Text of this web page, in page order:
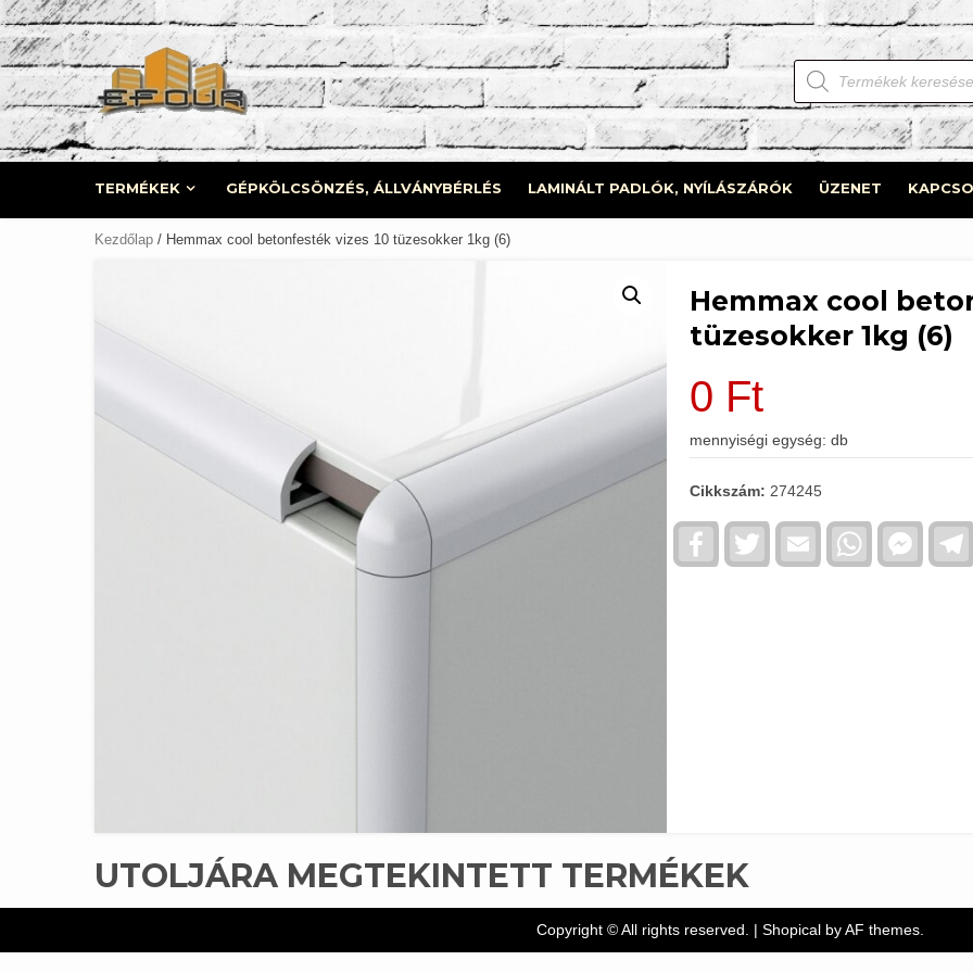
Skip
to
content
Products
search
TERMÉKEK GÉPKÖLCSÖNZÉS, ÁLLVÁNYBÉRLÉS LAMINÁLT PADLÓK, NYÍLÁSZÁRÓK ÜZENET
Kezdőlap / Hemmax cool betonfesték vizes 10 tüzesokker 1kg (6)
Hemmax cool
tüzesokker 1kg (6)
0 Ft
mennyiségi egység: db
Cikkszám: 274245
FacebookTwitter Email WhatsApp
UTOLJÁRA MEGTEKINTETT TERMÉKEK
Copyright © All rights reserved. | Shopicalby AF themes.